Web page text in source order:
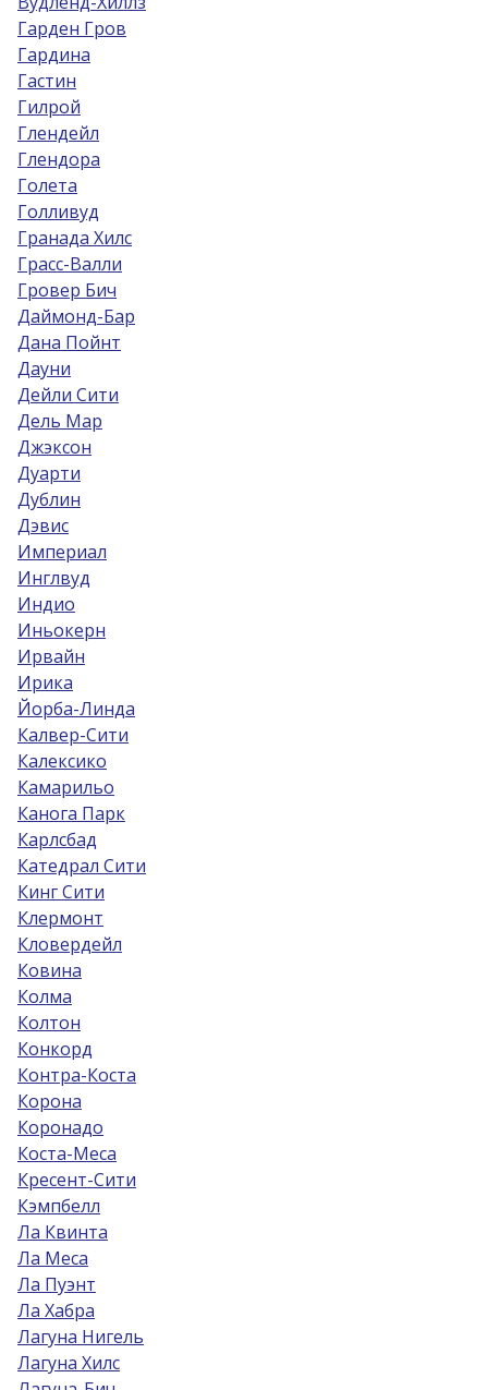
Гарден Гров
Гардина
Гастин
Гилрой
Глендейл
Глендора
Голета
Голливуд
Гранада Хилс
Грасс-Валли
Гровер Бич
Даймонд-Бар
Дана Пойнт
Дауни
Дейли Сити
Дель Мар
Джэксон
Дуарти
Дублин
Дэвис
Империал
Инглвуд
Индио
Иньокерн
Ирвайн
Ирика
Йорба-Линда
Калвер-Сити
Калексико
Камарильо
Канога Парк
Карлсбад
Катедрал Сити
Кинг Сити
Клермонт
Кловердейл
Ковина
Колма
Колтон
Конкорд
Контра-Коста
Корона
Коронадо
Коста-Меса
Кресент-Сити
Кэмпбелл
Ла Квинта
Ла Меса
Ла Пуэнт
Ла Хабра
Лагуна Нигель
Лагуна Хилс